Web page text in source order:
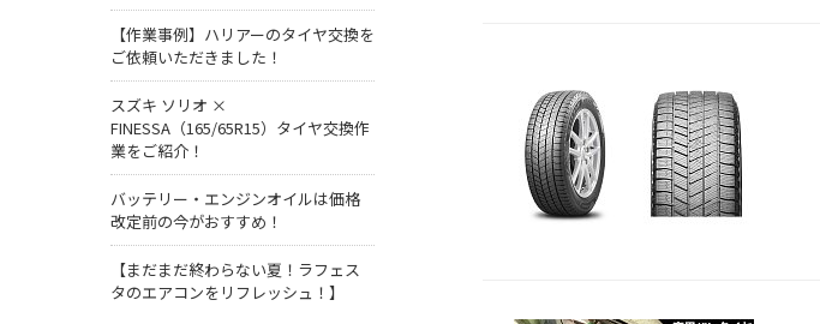
【作業事例】ハリアーのタイヤ交換を
ご依頼いただきました！
スズキ ソリオ ×
FINESSA（165/65R15）タイヤ交換作
業をご紹介！
バッテリー・エンジンオイルは価格
改定前の今がおすすめ！
【まだまだ終わらない夏！ラフェス
タのエアコンをリフレッシュ！】